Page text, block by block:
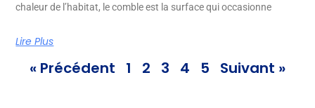
chaleur de l’habitat, le comble est la surface qui occasionne
Lire Plus
« Précédent 1 2 3 4 5 Suivant »